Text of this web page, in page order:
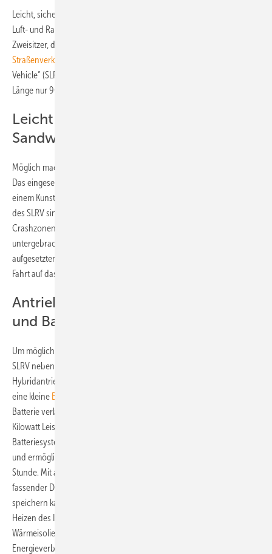
Leicht, sicher, emissionsfrei - so beschreibt das Deutsche Zentrum für
Luft- und Raumfahrt (DLR) einen sportlich wirkenden neuentwickelten
Zweisitzer, der dazu beitragen soll, die
Straßenverkehrs
Vehicle“ (SLRV) wiege wegen ihrer Sandwichbauweise bei 3,8 Metern
Länge nur 90 Kilo und sei trotzdem besonders sicher, so das DLR.
Leicht und sicher durch
Sandwichbauweise
Möglich macht das die sogenannte metallische Sandwichbauweise:
Das eingesetzte Material besteht aus einer metallenen Decklage und
einem Kunststoffschaum im Inneren. Der Vorder- und Hinterwagen
des SLRV sind aus Sandwichplatten zusammengesetzt und dienen als
Crashzonen. Dort ist auch ein Großteil der Fahrzeugtechnik
untergebracht. Die Fahrgastzelle besteht aus einer Wanne mit einer
aufgesetzten Ringstruktur. Diese nimmt die Kräfte auf, die während der
Fahrt auf das Auto wirken und schützt die Insassen bei einem Crash.
Antrieb kombiniert Brennstoffzelle
und Batterie
Um möglichst ressourcenschonend unterwegs zu sein, verfügt das
SLRV neben der sehr leichten Karosserie über einen hocheffizienten
Hybridantrieb. Für den Antriebsstrang haben die DLR-Wissenschaftler
eine kleine Brennstoffzelle
Batterie verbunden. Diese liefert zum Beschleunigen zusätzliche 25
Kilowatt Leistung. Diese Kombination wiegt weniger als herkömmliche
Batteriesysteme, sorgt für eine Reichweite von rund 400 Kilometern
und ermöglicht eine Höchstgeschwindigkeit von 120 Kilometern pro
Stunde. Mit an Bord zwischen den beiden Sitzen ist ein 39 Liter
fassender Drucktank, der 1,6 Kilogramm
speichern kann. Die Abwärme der Brennstoffzelle nutzt das SLRV zum
Heizen des Innenraums. Zusätzlich wirkt sich die gute
Wärmeisolierung der Sandwich-Karosserie im Winter positiv auf den
Energieverbrauch der Klimaanlage des Fahrzeugs aus.